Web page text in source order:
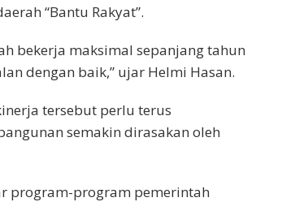
“Bantu Rakyat”.
bekerja maksimal sepanjang tahun
dengan baik,” ujar Helmi Hasan.
tersebut perlu terus
semakin dirasakan oleh
program-program pemerintah